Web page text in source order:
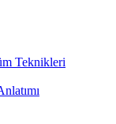
Teknikleri